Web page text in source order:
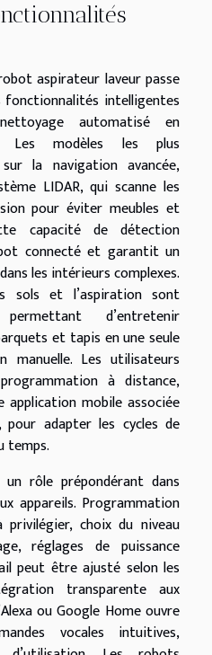
aspirateur laveur passe
intelligentes
automatisé en
Les modèles les plus
la navigation avancée,
LIDAR, qui scanne les
pour éviter meubles et
capacité de détection
connecté et garantit un
les intérieurs complexes.
sols et l’aspiration sont
d’entretenir
et tapis en une seule
manuelle. Les utilisateurs
à distance,
application mobile associée
adapter les cycles de
temps.
rôle prépondérant dans
appareils. Programmation
choix du niveau
réglages de puissance
peut être ajusté selon les
transparente aux
ou Google Home ouvre
vocales intuitives,